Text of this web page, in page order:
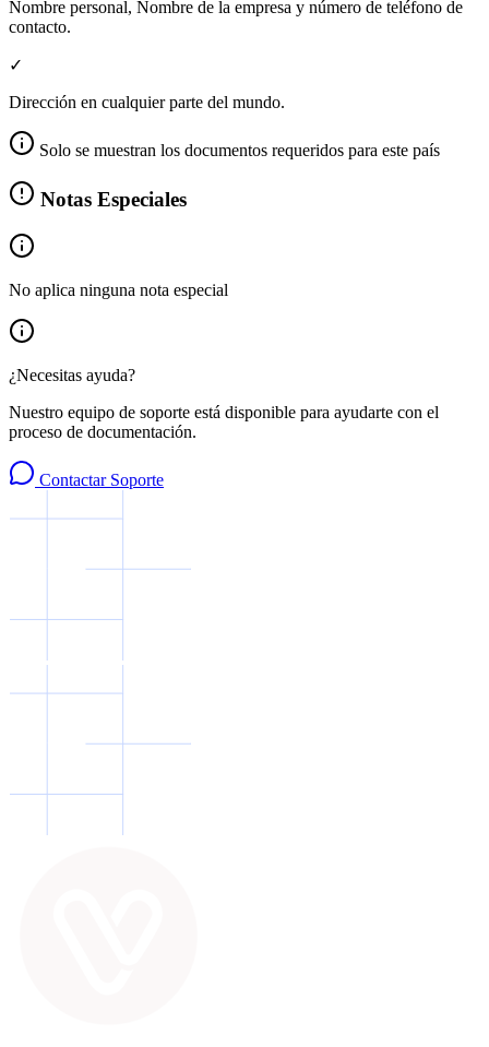
Nombre personal, Nombre de la empresa y número de teléfono de
contacto.
✓
Dirección en cualquier parte del mundo.
Solo se muestran los documentos requeridos para este país
Notas Especiales
No aplica ninguna nota especial
¿Necesitas ayuda?
Nuestro equipo de soporte está disponible para ayudarte con el
proceso de documentación.
Contactar Soporte